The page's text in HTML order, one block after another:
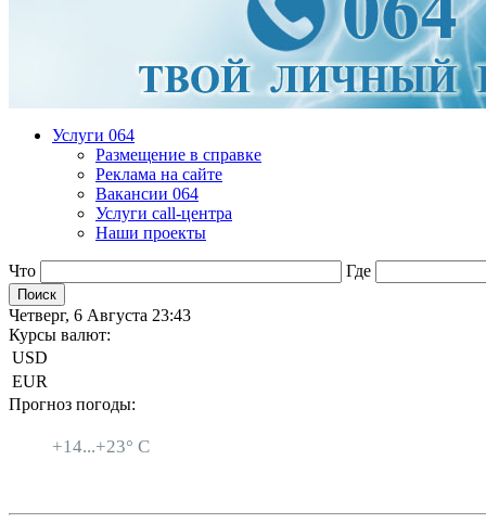
Услуги 064
Размещение в справке
Реклама на сайте
Вакансии 064
Услуги call-центра
Наши проекты
Что Где
Четверг, 6 Августа 23:43
Курсы валют:
USD
EUR
Прогноз погоды:
+14...+23° C